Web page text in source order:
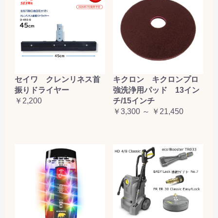
セイワ クレンリネス首
振りドライヤー
￥2,200
キクロン キクロンプロ
強洗浄用パッド 13イン
チ/15インチ
￥3,300 ～ ￥21,450